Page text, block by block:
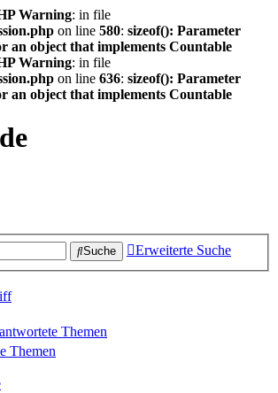
Warning: in file
on line 580: sizeof(): Parameter
an object that implements Countable
Warning: in file
on line 636: sizeof(): Parameter
an object that implements Countable
Suche Erweiterte Suche
Themen
Themen